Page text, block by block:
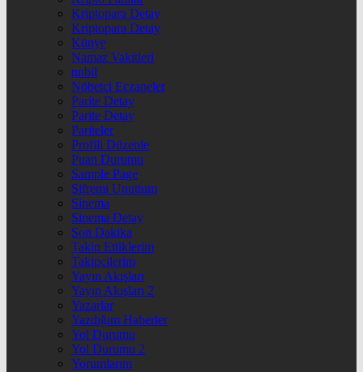
Kriptopara Detay
Kriptopara Detay
Künye
Namaz Vakitleri
nnbil
Nöbetçi Eczaneler
Parite Detay
Parite Detay
Pariteler
Profili Düzenle
Puan Durumu
Sample Page
Şifremi Unuttum
Sinema
Sinema Detay
Son Dakika
Takip Ettiklerim
Takipçilerim
Yayın Akışları
Yayın Akışları 2
Yazarlar
Yazdığım Haberler
Yol Durumu
Yol Durumu 2
Yorumlarım